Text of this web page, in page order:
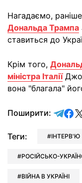
Нагадаємо, раніше
Дональда Трампа
ставиться до
Крім того,
міністра Італії
вона "благала"
Поширити:
Теги: ІНТЕРВ'Ю
РОСІЙСЬКО-
ВІЙНА В УКРАЇНІ